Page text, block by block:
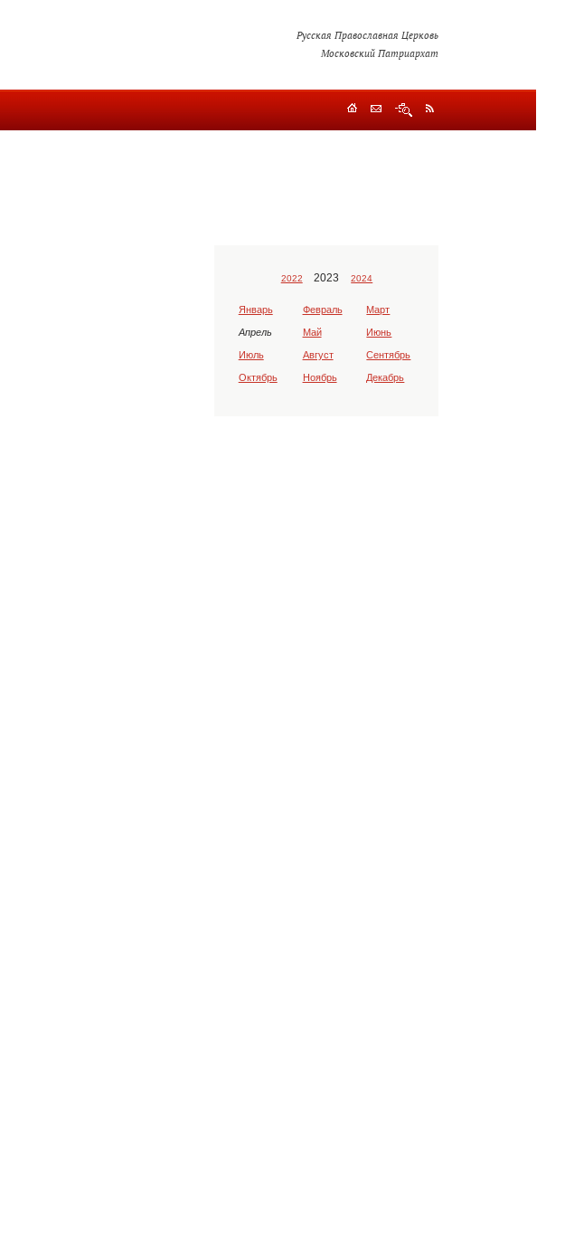
Русская Православная Церковь
Московский Патриархат
2022 2023 2024
Январь Февраль Март
Апрель Май Июнь
Июль Август Сентябрь
Октябрь Ноябрь Декабрь